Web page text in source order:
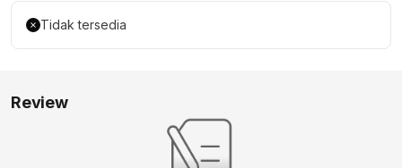
Tidak tersedia
Review